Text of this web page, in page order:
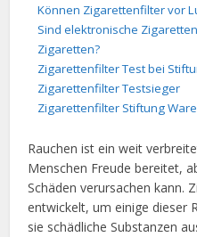
Können Zigarettenfilter vor
Sind elektronische
Zigaretten?
Zigarettenfilter Test bei
Zigarettenfilter Testsieger
Zigarettenfilter Stiftung
Rauchen ist ein weit
Menschen Freude bereitet,
Schäden verursachen kann.
entwickelt, um einige dieser
sie schädliche Substanzen